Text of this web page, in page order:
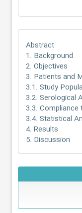
Abstract
1. Background
2. Objectives
3. Patients and
3.1. Study
3.2. Serological
3.3.
3.4. Statistical
4. Results
5. Discussion